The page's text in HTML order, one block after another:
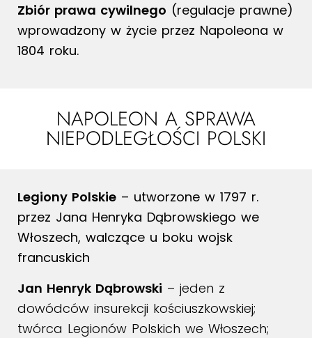
Zbiór prawa cywilnego (regulacje prawne)
wprowadzony w życie przez Napoleona w
1804 roku.
NAPOLEON A SPRAWA
NIEPODLEGŁOŚCI POLSKI
Legiony Polskie – utworzone w 1797 r.
przez Jana Henryka Dąbrowskiego we
Włoszech, walczące u boku wojsk
francuskich
Jan Henryk Dąbrowski – jeden z
dowódców insurekcji kościuszkowskiej;
twórca Legionów Polskich we Włoszech;